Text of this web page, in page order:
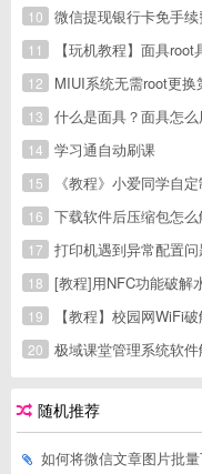
10
微信提现银行卡免手
11
【玩机教程】面具
12
MIUI系统无需root更换
13
什么是面具？面具怎么
14
学习通自动刷课
15
《教程》小爱同学自
16
下载软件后压缩包怎
17
打印机遇到异常配置
18
[教程]用NFC功能破解
19
【教程】校园网WiFi
20 极域课堂管理系统软
随机推荐
如何将微信文章图片批